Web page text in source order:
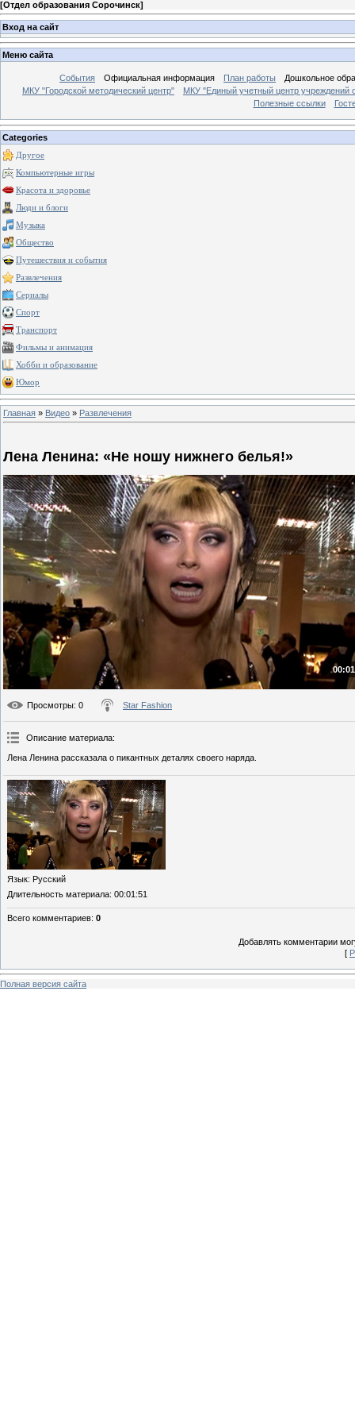
[Отдел образования Сорочинск]
Вход на сайт
Меню сайта
События Официальная информация План работы
Дошкольное
МКУ "Городской методический центр"
МКУ "Единый учетный центр учреждений
Полезные ссылки
Categories
Другое
Компьютерные игры
Красота и здоровье
Люди и блоги
Музыка
Общество
Путешествия и события
Развлечения
Сериалы
Спорт
Транспорт
Фильмы и анимация
Хобби и образование
Юмор
Главная » Видео » Развлечения
Лена Ленина: «Не ношу нижнего белья!»
Просмотры: 0 Star Fashion
Описание материала:
Лена Ленина рассказала о пикантных деталях своего наряда.
Язык: Русский
Длительность материала: 00:01:51
Всего комментариев: 0
Добавлять комментарии
[
Полная версия сайта